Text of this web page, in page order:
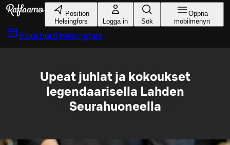
Gå till huvudinnehållet
Position
Helsingfors
Logga in Sök
Öppna
mobilmenyn
Boka bord Helsingfors
Upeat juhlat ja kokoukset
legendaarisella Lahden
Seurahuoneella